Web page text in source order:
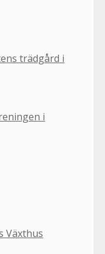
trädgård i
i
Växthus